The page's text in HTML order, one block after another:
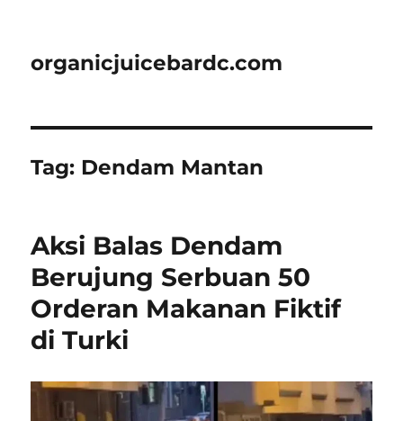
organicjuicebardc.com
Tag: Dendam Mantan
Aksi Balas Dendam
Berujung Serbuan 50
Orderan Makanan Fiktif
di Turki